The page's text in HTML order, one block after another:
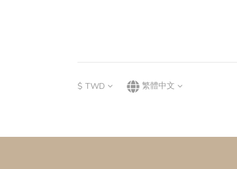
$ TWD 繁體中文